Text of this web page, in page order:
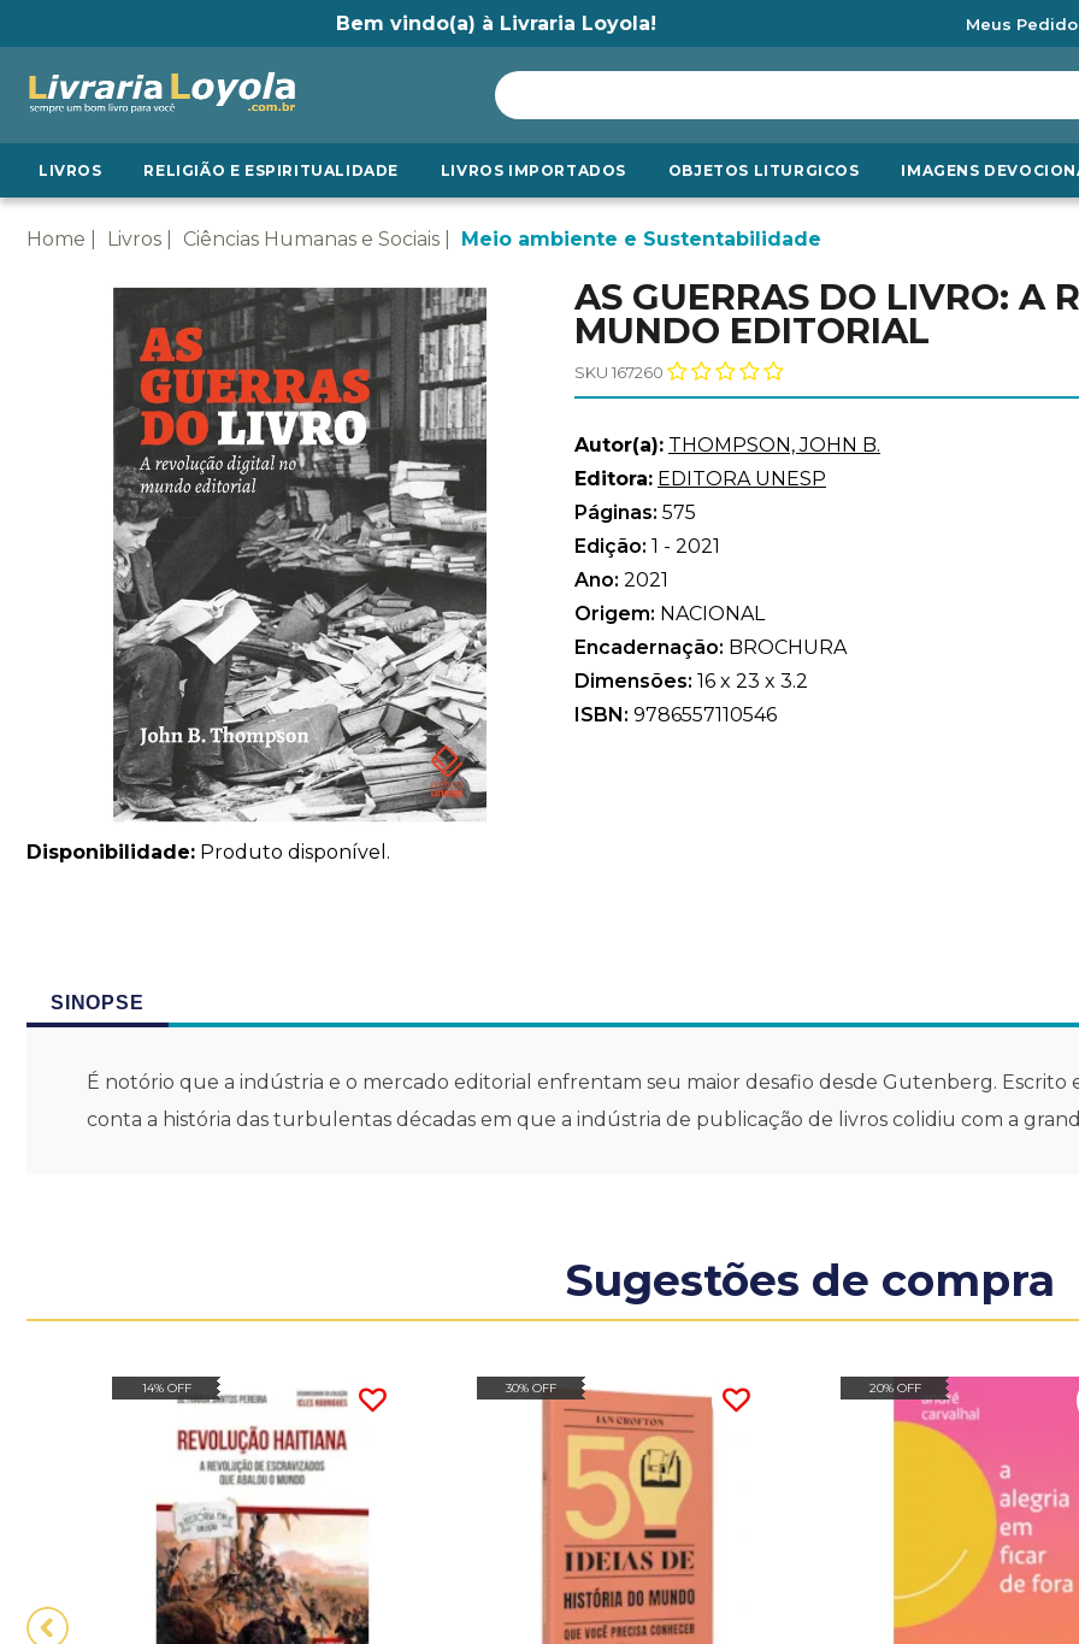
Bem vindo(a) à Livraria Loyola! Meus
LIVROS RELIGIÃO E ESPIRITUALIDADE LIVROS IMPORTADOS OBJETOS LITURGICOS IMAGENS
Home Livros Ciências Humanas e Sociais Meio ambiente e Sustentabilidade
Disponibilidade: Produto disponível.
AS GUERRAS DO LIVRO: A
MUNDO EDITORIAL
SKU 167260
Autor(a): THOMPSON, JOHN B.
Editora: EDITORA UNESP
Páginas: 575
Edição: 1 - 2021
Ano: 2021
Origem: NACIONAL
Encadernação: BROCHURA
Dimensões: 16 x 23 x 3.2
ISBN: 9786557110546
SINOPSE
É notório que a indústria e o mercado editorial enfrentam seu maior desafio desde Gutenberg. Escrito
conta a história das turbulentas décadas em que a indústria de publicação de livros colidiu com a
Sugestões de compra
14% OFF 30% OFF 20% OFF